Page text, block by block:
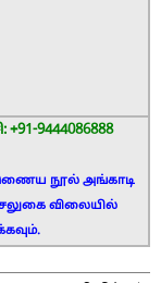
+91-9444086888
இணைய நூல் அங்காடி
சலுகை விலையில்